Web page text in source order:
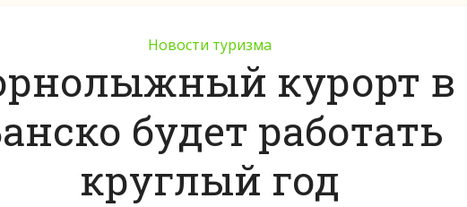
Новости туризма
курорт в
будет работать
круглый год